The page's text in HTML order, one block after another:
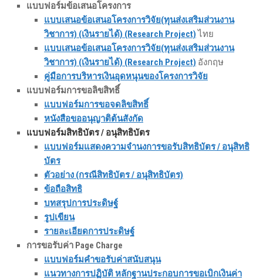
แบบฟอร์มข้อเสนอโครงการ
แบบเสนอข้อเสนอโครงการวิจัย(ทุนส่งเสริมส่วนงาน
วิชาการ) (เงินรายได้) (Research Project)ไทย
แบบเสนอข้อเสนอโครงการวิจัย(ทุนส่งเสริมส่วนงาน
วิชาการ) (เงินรายได้) (Research Project) อังกฤษ
คู่มือการบริหารเงินอุดหนุนของโครงการวิจัย
แบบฟอร์มการขอลิขสิทธิ์
แบบฟอร์มการขอจดลิขสิทธิ์
หนังสือขออนุญาติต้นสังกัด
แบบฟอร์มสิทธิบัตร / อนุสิทธิบัตร
แบบฟอร์มแสดงความจำนงการขอรับสิทธิบัตร / อนุสิทธิ
บัตร
ตัวอย่าง (กรณีสิทธิบัตร / อนุสิทธิบัตร)
ข้อถือสิทธิ
บทสรุปการประดิษฐ์
รูปเขียน
รายละเอียดการประดิษฐ์
การขอรับค่า Page Charge
แบบฟอร์มคำขอรับค่าสนับสนุน
แนวทางการปฏิบัติ หลักฐานประกอบการขอเบิกเงินค่า